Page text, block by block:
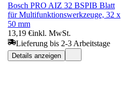
Bosch PRO AIZ 32 BSPIB Blatt
für Multifunktionswerkzeuge, 32 x
50 mm
13,19 €inkl. MwSt.
Lieferung bis 2-3 Arbeitstage
Details anzeigen